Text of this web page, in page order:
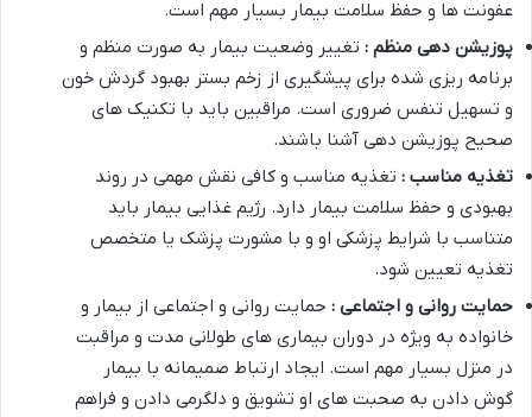
عفونت ها و حفظ سلامت بیمار بسیار مهم است.
پوزیشن دهی منظم : تغییر وضعیت بیمار به صورت منظم و
برنامه ریزی شده برای پیشگیری از زخم بستر بهبود گردش خون
و تسهیل تنفس ضروری است. مراقبین باید با تکنیک های
صحیح پوزیشن دهی آشنا باشند.
تغذیه مناسب : تغذیه مناسب و کافی نقش مهمی در روند
بهبودی و حفظ سلامت بیمار دارد. رژیم غذایی بیمار باید
متناسب با شرایط پزشکی او و با مشورت پزشک یا متخصص
تغذیه تعیین شود.
حمایت روانی و اجتماعی : حمایت روانی و اجتماعی از بیمار و
خانواده به ویژه در دوران بیماری های طولانی مدت و مراقبت
در منزل بسیار مهم است. ایجاد ارتباط صمیمانه با بیمار
گوش دادن به صحبت های او تشویق و دلگرمی دادن و فراهم